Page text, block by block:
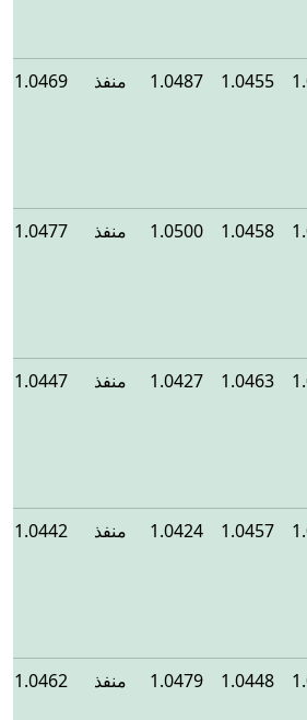
1.0455
1.0487 منفذ 1.0469
1.0458
1.0500 منفذ 1.0477
1.0463
1.0427 منفذ 1.0447
1.0457
1.0424 منفذ 1.0442
1.0448
1.0479 منفذ 1.0462